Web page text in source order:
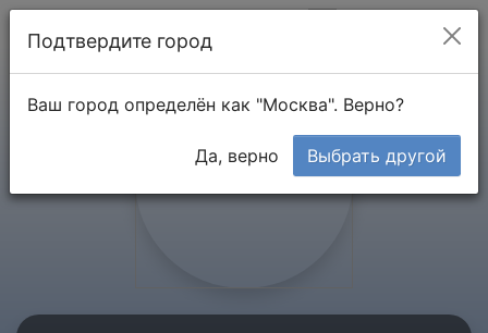
Подтвердите город
Ваш город определён как "Москва". Верно?
Да, верно Выбрать другой